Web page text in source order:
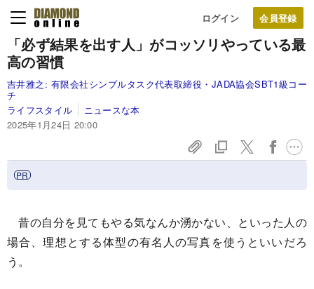
ログイン
「必ず結果を出す人」がコッソリやっている最
高の習慣
吉井雅之: 有限会社シンプルタスク代表取締役・JADA協会SBT1級コー
チ
ライフスタイル
ニュースな本
2025年1月24日 20:00
昔の自分を見てもやる気なんか湧かない、といった人の
場合、理想とする体型の有名人の写真を使うといいだろ
う。